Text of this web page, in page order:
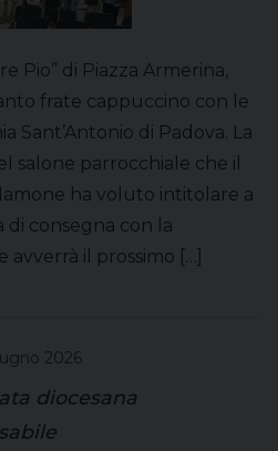
Pio” di Piazza Armerina,
frate cappuccino con le
Sant’Antonio di Padova. La
salone parrocchiale che il
ha voluto intitolare a
di consegna con la
avverrà il prossimo […]
2026
diocesana